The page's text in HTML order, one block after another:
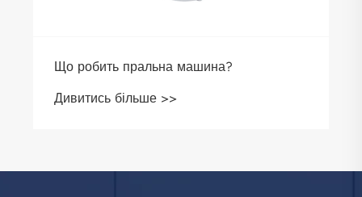
Що робить пральна машина?
Дивитись більше >>